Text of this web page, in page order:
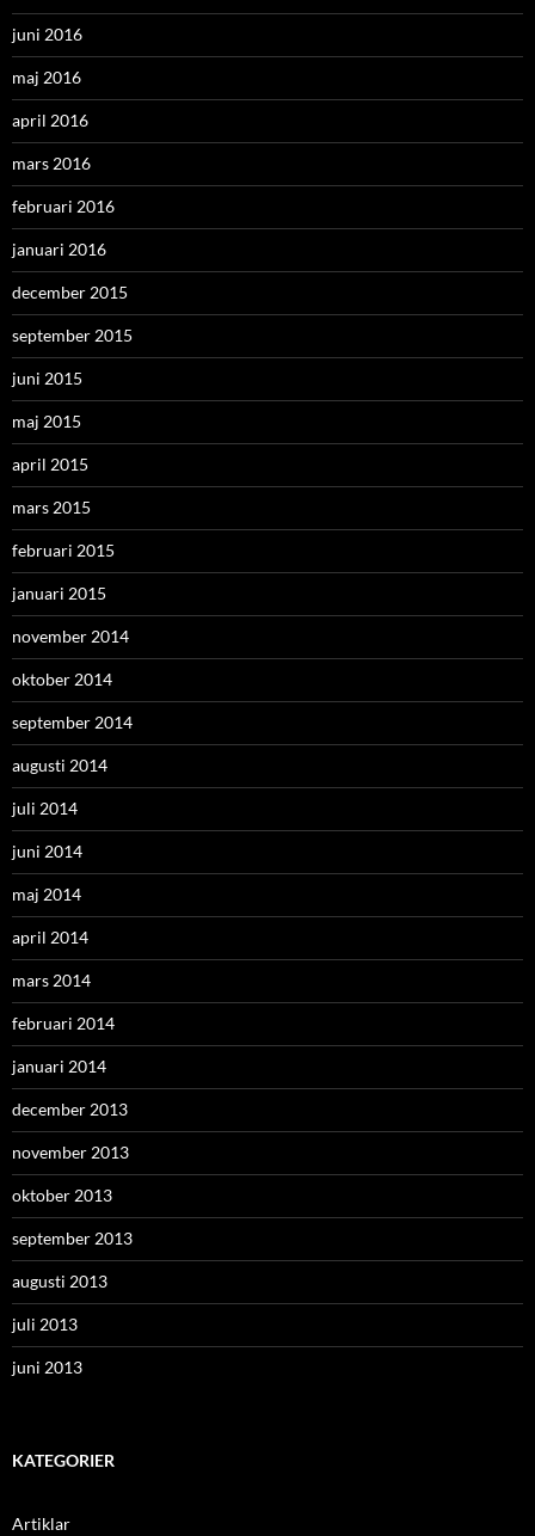
juni 2016
maj 2016
april 2016
mars 2016
februari 2016
januari 2016
december 2015
september 2015
juni 2015
maj 2015
april 2015
mars 2015
februari 2015
januari 2015
november 2014
oktober 2014
september 2014
augusti 2014
juli 2014
juni 2014
maj 2014
april 2014
mars 2014
februari 2014
januari 2014
december 2013
november 2013
oktober 2013
september 2013
augusti 2013
juli 2013
juni 2013
KATEGORIER
Artiklar